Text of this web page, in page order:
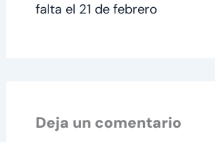
falta el 21 de febrero
Deja un comentario